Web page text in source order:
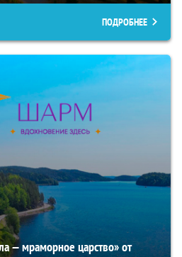
ПОДРОБНЕЕ
— мраморное царство» от